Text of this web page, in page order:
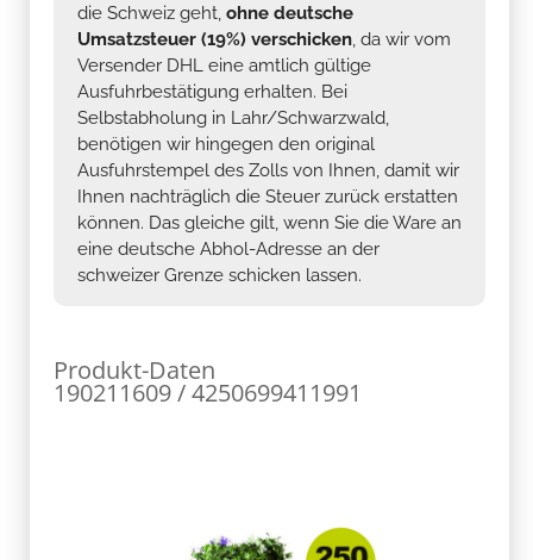
die Schweiz geht, ohne deutsche
Umsatzsteuer (19%) verschicken, da wir vom
Versender DHL eine amtlich gültige
Ausfuhrbestätigung erhalten. Bei
Selbstabholung in Lahr/Schwarzwald,
benötigen wir hingegen den original
Ausfuhrstempel des Zolls von Ihnen, damit wir
Ihnen nachträglich die Steuer zurück erstatten
können. Das gleiche gilt, wenn Sie die Ware an
eine deutsche Abhol-Adresse an der
schweizer Grenze schicken lassen.
Produkt-Daten
190211609 / 4250699411991